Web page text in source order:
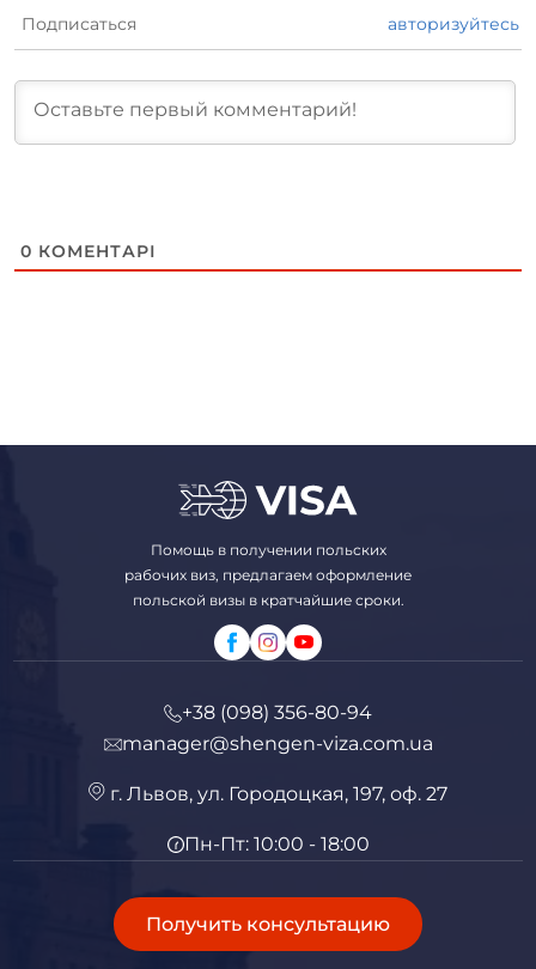
Подписаться авторизуйтесь
0 КОМЕНТАРІ
Помощь в получении польских
рабочих виз, предлагаем оформление
польской визы в кратчайшие сроки.
+38 (098) 356-80-94
manager@shengen-viza.com.ua
г. Львов, ул. Городоцкая, 197, оф. 27
Пн-Пт: 10:00 - 18:00
Получить консультацию